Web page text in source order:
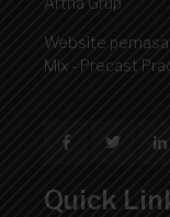
Website
Mix - Precast
Quick